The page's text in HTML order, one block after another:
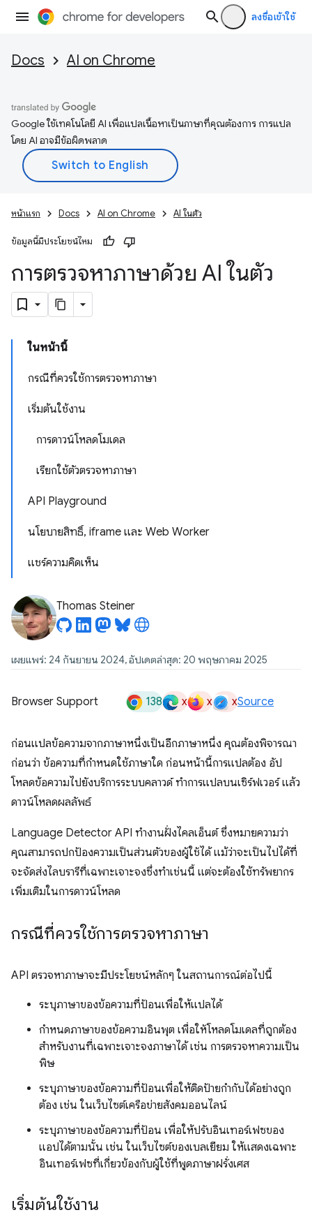
ลงชื่อเข้าใช้
Docs AI on Chrome
Google ใช้เทคโนโลยี AI เพื่อแปลเนื้อหาเป็นภาษาที่คุณต้องการ การแปล
โดย AI อาจมีข้อผิดพลาด
หน้าแรก Docs AI on Chrome AI ในตัว
ข้อมูลนี้มีประโยชน์ไหม
การตรวจหาภาษาด้วย AI ในตัว
ในหน้านี้
กรณีที่ควรใช้การตรวจหาภาษา
เริ่มต้นใช้งาน
การดาวน์โหลดโมเดล
เรียกใช้ตัวตรวจหาภาษา
API Playground
นโยบายสิทธิ์, iframe และ Web Worker
แชร์ความคิดเห็น
Thomas Steiner
เผยแพร่: 24 กันยายน 2024, อัปเดตล่าสุด: 20 พฤษภาคม 2025
Browser Support 138 x x xSource
ก่อนแปลข้อความจากภาษาหนึ่งเป็นอีกภาษาหนึ่ง คุณต้องพิจารณา
ก่อนว่า ข้อความที่กำหนดใช้ภาษาใด ก่อนหน้านี้การแปลต้อง อัป
โหลดข้อความไปยังบริการระบบคลาวด์ ทำการแปลบนเซิร์ฟเวอร์ แล้ว
ดาวน์โหลดผลลัพธ์
Language Detector API ทำงานฝั่งไคลเอ็นต์ ซึ่งหมายความว่า
คุณสามารถปกป้องความเป็นส่วนตัวของผู้ใช้ได้ แม้ว่าจะเป็นไปได้ที่
จะจัดส่งไลบรารีที่เฉพาะเจาะจงซึ่งทำเช่นนี้ แต่จะต้องใช้ทรัพยากร
เพิ่มเติมในการดาวน์โหลด
กรณีที่ควรใช้การตรวจหาภาษา
API ตรวจหาภาษาจะมีประโยชน์หลักๆ ในสถานการณ์ต่อไปนี้
ระบุภาษาของข้อความที่ป้อนเพื่อให้แปลได้
กำหนดภาษาของข้อความอินพุต เพื่อให้โหลดโมเดลที่ถูกต้อง
สำหรับงานที่เฉพาะเจาะจงภาษาได้ เช่น การตรวจหาความเป็น
พิษ
ระบุภาษาของข้อความที่ป้อนเพื่อให้ติดป้ายกำกับได้อย่างถูก
ต้อง เช่น ในเว็บไซต์เครือข่ายสังคมออนไลน์
ระบุภาษาของข้อความที่ป้อน เพื่อให้ปรับอินเทอร์เฟซของ
แอปได้ตามนั้น เช่น ในเว็บไซต์ของเบลเยียม ให้แสดงเฉพาะ
อินเทอร์เฟซที่เกี่ยวข้องกับผู้ใช้ที่พูดภาษาฝรั่งเศส
เริ่มต้นใช้งาน